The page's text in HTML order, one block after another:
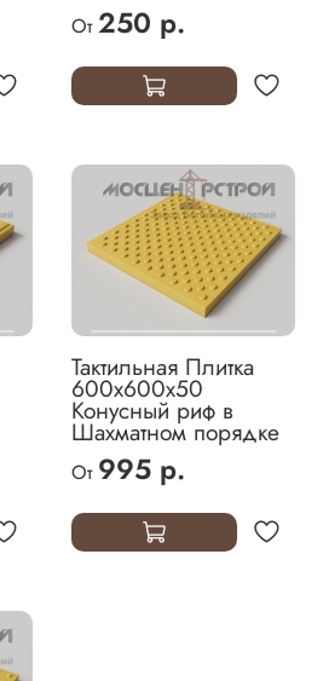
От 250 р.
Тактильная Плитка
600х600х50
Конусный риф в
Шахматном порядке
От 995 р.